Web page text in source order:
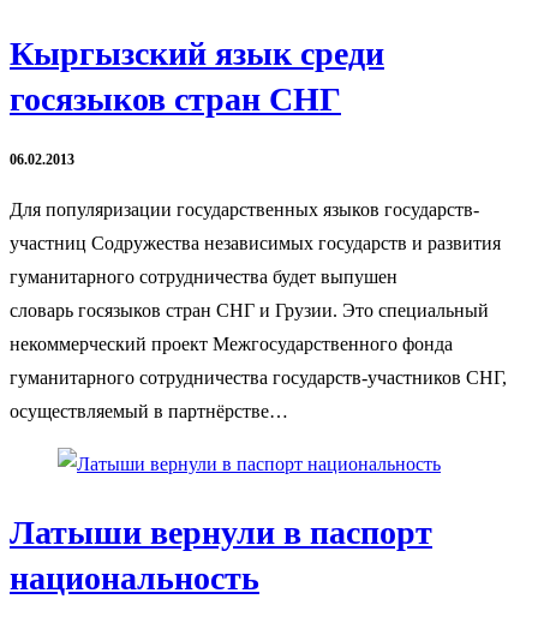
Кыргызский язык среди
госязыков стран СНГ
06.02.2013
Для популяризации государственных языков государств-
участниц Содружества независимых государств и развития
гуманитарного сотрудничества будет выпушен
словарь госязыков стран СНГ и Грузии. Это специальный
некоммерческий проект Межгосударственного фонда
гуманитарного сотрудничества государств-участников СНГ,
осуществляемый в партнёрстве…
Латыши вернули в паспорт
национальность